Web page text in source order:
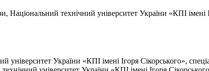
технічний університет України «КПІ імені
України «КПІ імені Ігоря Сікорського»,